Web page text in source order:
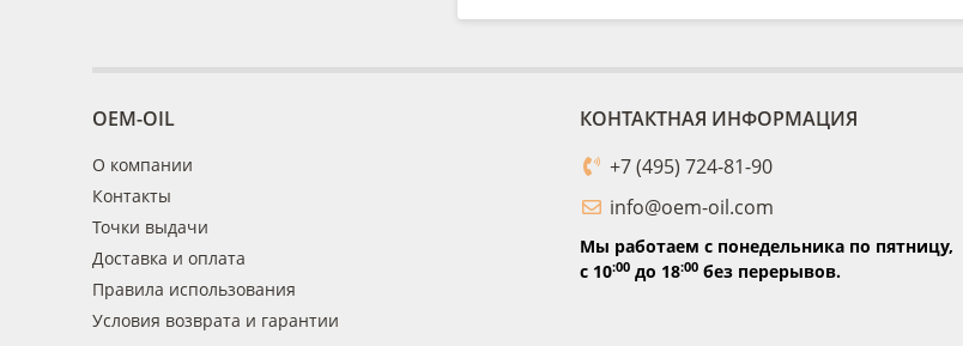
OEM-OIL
О компании
Контакты
Точки выдачи
Доставка и оплата
Правила использования
Условия возврата и гарантии
КОНТАКТНАЯ ИНФОРМАЦИЯ
+7 (495) 724-81-90
info@oem-oil.com
Мы работаем с понедельника по пятницу,
с 10:00до 18:00без перерывов.